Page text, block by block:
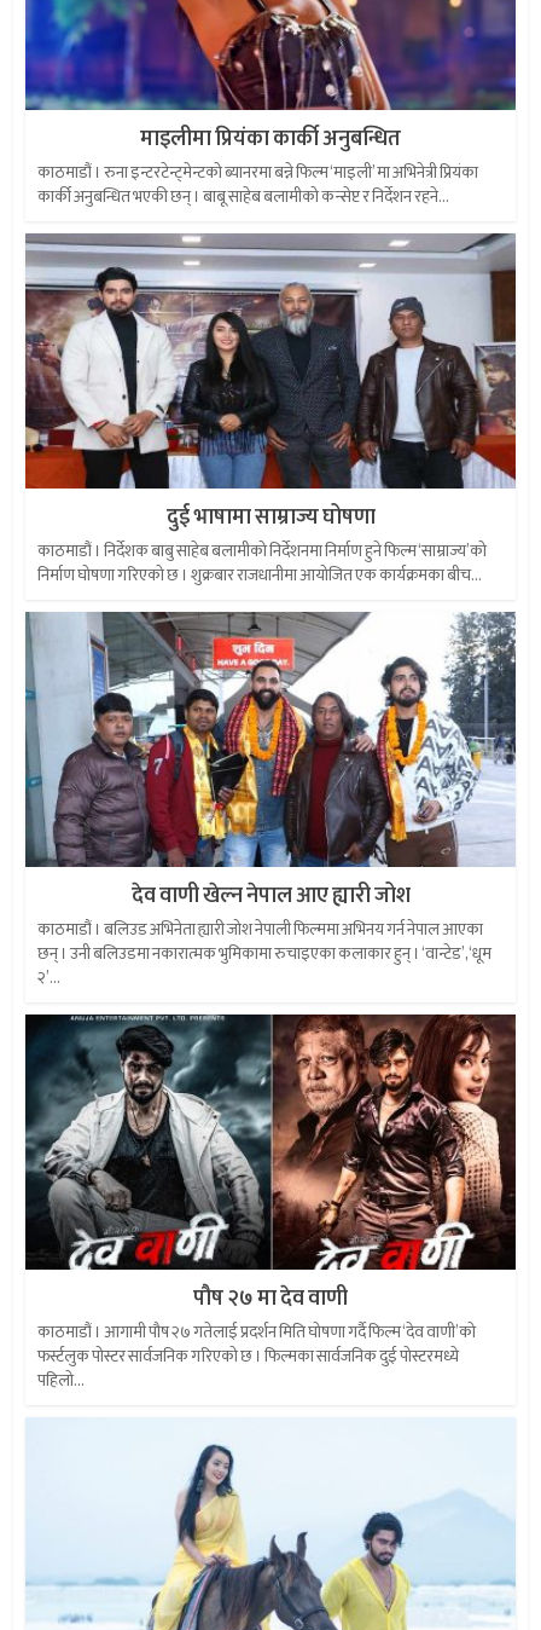
माइलीमा प्रियंका कार्की अनुबन्धित
काठमाडौं । रुना इन्टरटेन्ट्मेन्टको ब्यानरमा बन्ने फिल्म ‘माइली’ मा अभिनेत्री प्रियंका
कार्की अनुबन्धित भएकी छन् । बाबू साहेब बलामीको कन्सेप्ट र निर्देशन रहने...
दुई भाषामा साम्राज्य घोषणा
काठमाडौं । निर्देशक बाबु साहेब बलामीको निर्देशनमा निर्माण हुने फिल्म ‘साम्राज्य’को
निर्माण घोषणा गरिएको छ । शुक्रबार राजधानीमा आयोजित एक कार्यक्रमका बीच...
देव वाणी खेल्न नेपाल आए ह्यारी जोश
काठमाडौं । बलिउड अभिनेता ह्यारी जोश नेपाली फिल्ममा अभिनय गर्न नेपाल आएका
छन् । उनी बलिउडमा नकारात्मक भुमिकामा रुचाइएका कलाकार हुन् । ‘वान्टेड’, ‘धूम
२’...
पौष २७ मा देव वाणी
काठमाडौं । आगामी पौष २७ गतेलाई प्रदर्शन मिति घोषणा गर्दै फिल्म ‘देव वाणी’को
फर्स्टलुक पोस्टर सार्वजनिक गरिएको छ । फिल्मका सार्वजनिक दुई पोस्टरमध्ये
पहिलो...